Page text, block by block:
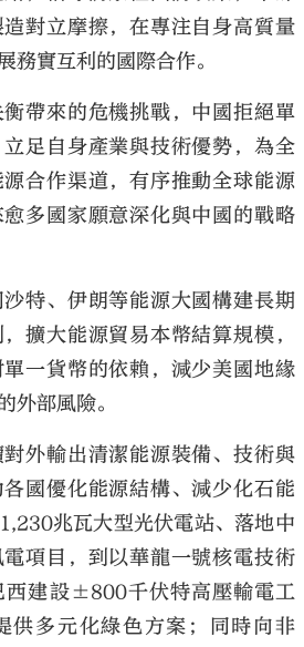
對立摩擦，在專注自身高質量
務實互利的國際合作。
帶來的危機挑戰，中國拒絕單
足自身產業與技術優勢，為全
合作渠道，有序推動全球能源
多國家願意深化與中國的戰略
特、伊朗等能源大國構建長期
擴大能源貿易本幣結算規模，
一貨幣的依賴，減少美國地緣
外部風險。
外輸出清潔能源裝備、技術與
國優化能源結構、減少化石能
兆瓦大型光伏電站、落地中
項目，到以華龍一號核電技術
西建設±800千伏特高壓輸電工
供多元化綠色方案；同時向非